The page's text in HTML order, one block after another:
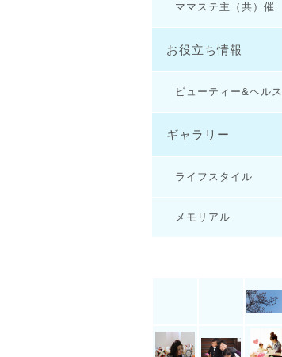
ママステ主（共）催
お役立ち情報
ビューティー&ヘルス
ギャラリー
ライフスタイル
メモリアル